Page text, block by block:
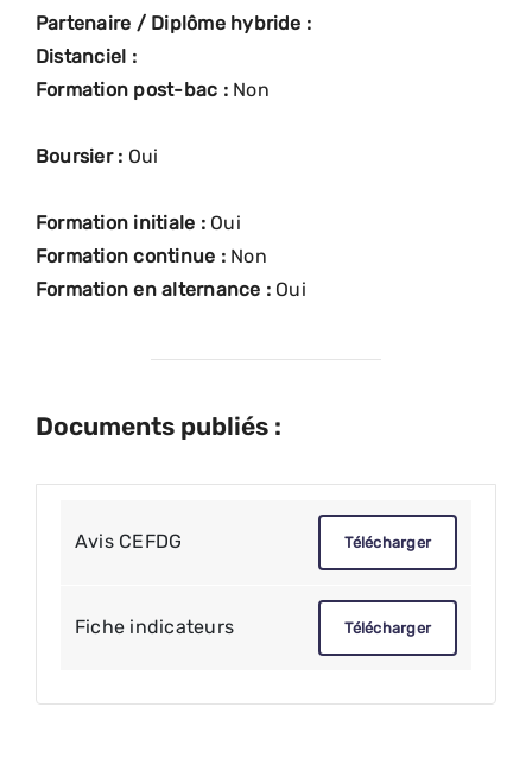
Partenaire / Diplôme hybride :
Distanciel :
Formation post-bac : Non
Boursier : Oui
Formation initiale : Oui
Formation continue : Non
Formation en alternance : Oui
Documents publiés :
Avis CEFDG Télécharger
Fiche indicateurs Télécharger